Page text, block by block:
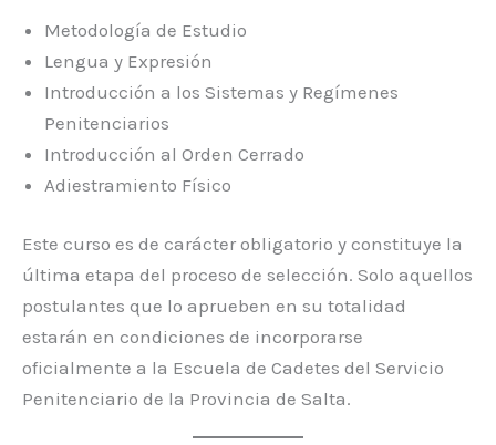
Metodología de Estudio
Lengua y Expresión
Introducción a los Sistemas y Regímenes
Penitenciarios
Introducción al Orden Cerrado
Adiestramiento Físico
Este curso es de carácter obligatorio y constituye la
última etapa del proceso de selección. Solo aquellos
postulantes que lo aprueben en su totalidad
estarán en condiciones de incorporarse
oficialmente a la Escuela de Cadetes del Servicio
Penitenciario de la Provincia de Salta.